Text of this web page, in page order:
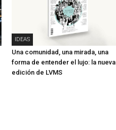
IDEAS
Una comunidad, una mirada, una
forma de entender el lujo: la nueva
edición de LVMS